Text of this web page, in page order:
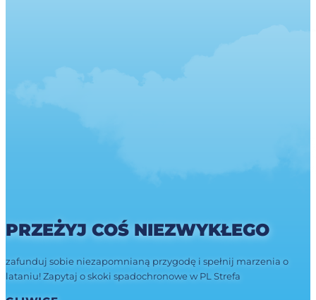
PRZEŻYJ COŚ NIEZWYKŁEGO
zafunduj sobie niezapomnianą przygodę i spełnij marzenia o
lataniu! Zapytaj o skoki spadochronowe w PL Strefa